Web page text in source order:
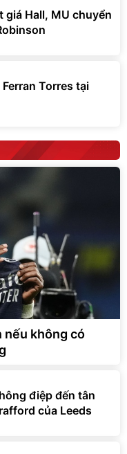
giá Hall, MU chuyển
Torres tại
nếu không có
điệp đến tân
của Leeds